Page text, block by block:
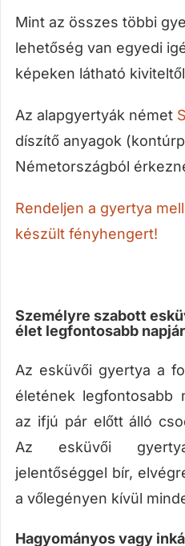
Mint az összes többi
lehetőség van egyedi
képeken látható
Az alapgyertyák német
díszítő anyagok
Németországból
Rendeljen a gyertya
készült fényhengert!
Személyre szabott
élet legfontosabb
Az esküvői gyertya a
életének legfontosabb
az ifjú pár előtt álló
Az esküvői
jelentőséggel bír,
a vőlegényen kívül
Hagyományos vagy